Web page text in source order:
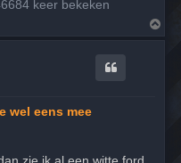
keer bekeken
m
wel eens mee
zie ik al een witte ford